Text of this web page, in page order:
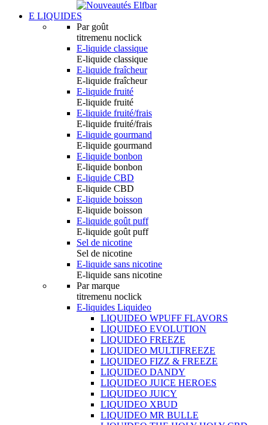
E LIQUIDES
Par goût
titremenu noclick
E-liquide classique
E-liquide classique
E-liquide fraîcheur
E-liquide fraîcheur
E-liquide fruité
E-liquide fruité
E-liquide fruité/frais
E-liquide fruité/frais
E-liquide gourmand
E-liquide gourmand
E-liquide bonbon
E-liquide bonbon
E-liquide CBD
E-liquide CBD
E-liquide boisson
E-liquide boisson
E-liquide goût puff
E-liquide goût puff
Sel de nicotine
Sel de nicotine
E-liquide sans nicotine
E-liquide sans nicotine
Par marque
titremenu noclick
E-liquides Liquideo
LIQUIDEO WPUFF FLAVORS
LIQUIDEO EVOLUTION
LIQUIDEO FREEZE
LIQUIDEO MULTIFREEZE
LIQUIDEO FIZZ & FREEZE
LIQUIDEO DANDY
LIQUIDEO JUICE HEROES
LIQUIDEO JUICY
LIQUIDEO XBUD
LIQUIDEO MR BULLE